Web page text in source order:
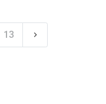
13 keyboard_arrow_right